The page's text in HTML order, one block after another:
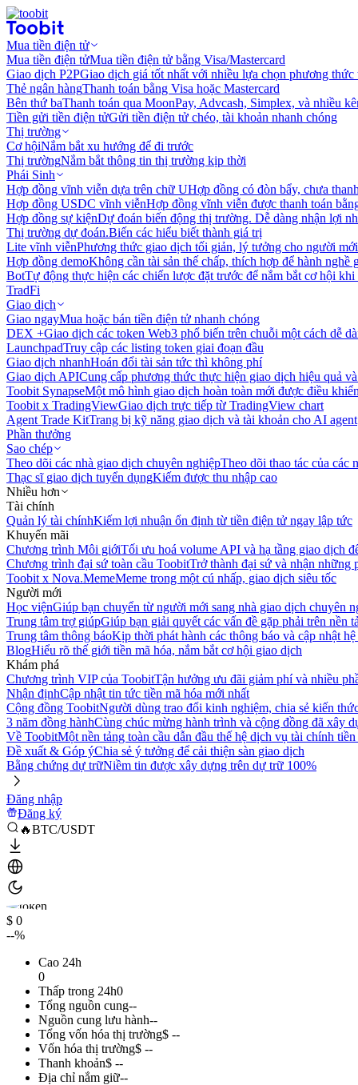
Mua tiền điện tử
Mua tiền điện tửMua tiền điện tử bằng Visa/Mastercard
Giao dịch P2PGiao dịch giá tốt nhất với nhiều lựa chọn phương thức
Thẻ ngân hàngThanh toán bằng Visa hoặc Mastercard
Bên thứ baThanh toán qua MoonPay, Advcash, Simplex, và nhiều
Tiền gửi tiền điện tửGửi tiền điện tử chéo, tài khoản nhanh chóng
Thị trường
Cơ hộiNắm bắt xu hướng để đi trước
Thị trườngNắm bắt thông tin thị trường kịp thời
Phái Sinh
Hợp đồng vĩnh viễn dựa trên chữ UHợp đồng có đòn bẩy, chưa
Hợp đồng USDC vĩnh viễnHợp đồng vĩnh viễn được thanh toán
Hợp đồng sự kiệnDự đoán biến động thị trường. Dễ dàng nhận lợi
Thị trường dự đoán.Biến các hiểu biết thành giá trị
Lite vĩnh viễnPhương thức giao dịch tối giản, lý tưởng cho người
Hợp đồng demoKhông cần tài sản thế chấp, thích hợp để hành nghề
BotTự động thực hiện các chiến lược đặt trước để nắm bắt cơ hội
TradFi
Giao dịch
Giao ngayMua hoặc bán tiền điện tử nhanh chóng
DEX +Giao dịch các token Web3 phổ biến trên chuỗi một cách dễ
LaunchpadTruy cập các listing token giai đoạn đầu
Giao dịch nhanhHoán đổi tài sản tức thì không phí
Giao dịch APICung cấp phương thức thực hiện giao dịch hiệu quả
Toobit SynapseMột mô hình giao dịch hoàn toàn mới được điều
Toobit x TradingViewGiao dịch trực tiếp từ TradingView chart
Agent Trade KitTrang bị kỹ năng giao dịch và tài khoản cho AI agent
Phần thưởng
Sao chép
Theo dõi các nhà giao dịch chuyên nghiệpTheo dõi thao tác của các
Thạc sĩ giao dịch tuyển dụngKiếm được thu nhập cao
Nhiều hơn
Tài chính
Quản lý tài chínhKiếm lợi nhuận ổn định từ tiền điện tử ngay lập tức
Khuyến mãi
Chương trình Môi giớiTối ưu hoá volume API và hạ tầng giao dịch
Chương trình đại sứ toàn cầu ToobitTrở thành đại sứ và nhận những
Toobit x Nova.MemeMeme trong một cú nhấp, giao dịch siêu tốc
Người mới
Học việnGiúp bạn chuyển từ người mới sang nhà giao dịch chuyên
Trung tâm trợ giúpGiúp bạn giải quyết các vấn đề gặp phải trên nền
Trung tâm thông báoKịp thời phát hành các thông báo và cập nhật
BlogHiểu rõ thế giới tiền mã hóa, nắm bắt cơ hội giao dịch
Khám phá
Chương trình VIP của ToobitTận hưởng ưu đãi giảm phí và nhiều
Nhận địnhCập nhật tin tức tiền mã hóa mới nhất
Cộng đồng ToobitNgười dùng trao đổi kinh nghiệm, chia sẻ kiến
3 năm đồng hànhCùng chúc mừng hành trình và cộng đồng đã xây
Về ToobitMột nền tảng toàn cầu dẫn đầu thế hệ dịch vụ tài chính
Đề xuất & Góp ýChia sẻ ý tưởng để cải thiện sàn giao dịch
Bằng chứng dự trữNiềm tin được xây dựng trên dự trữ 100%
Đăng nhập
Đăng ký
🔥BTC/USDT
$ 0
--%
Cao 24h
0
Thấp trong 24h0
Tổng nguồn cung--
Nguồn cung lưu hành--
Tổng vốn hóa thị trường$ --
Vốn hóa thị trường$ --
Thanh khoản$ --
Địa chỉ nắm giữ--